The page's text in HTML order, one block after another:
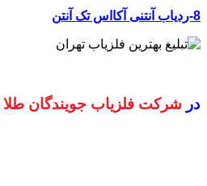
8-ردیاب آنتنی آکااس تک آنتن
در شرکت فلزیاب جویندگان طلا